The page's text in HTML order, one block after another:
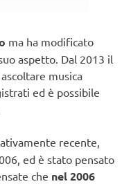
ma ha modificato
aspetto. Dal 2013 il
musica
ed è possibile
recente,
ed è stato pensato
che nel 2006